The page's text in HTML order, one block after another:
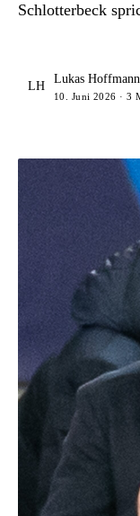
Schlotterbeck
LH
Lukas Hoffmann
10. Juni 2026 · 3